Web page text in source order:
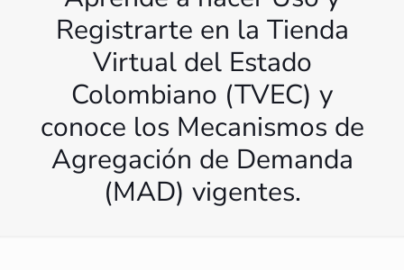
Registrarte en la Tienda
Virtual del Estado
Colombiano (TVEC) y
conoce los Mecanismos de
Agregación de Demanda
(MAD) vigentes.